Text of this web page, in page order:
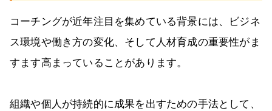
コーチングが近年注目を集めている背景には、ビジネ
ス環境や働き方の変化、そして人材育成の重要性がま
すます高まっていることがあります。
組織や個人が持続的に成果を出すための手法として、